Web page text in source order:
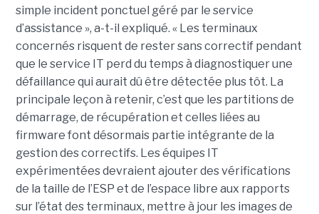
simple incident ponctuel géré par le service
d’assistance », a-t-il expliqué. « Les terminaux
concernés risquent de rester sans correctif pendant
que le service IT perd du temps à diagnostiquer une
défaillance qui aurait dû être détectée plus tôt. La
principale leçon à retenir, c’est que les partitions de
démarrage, de récupération et celles liées au
firmware font désormais partie intégrante de la
gestion des correctifs. Les équipes IT
expérimentées devraient ajouter des vérifications
de la taille de l’ESP et de l’espace libre aux rapports
sur l’état des terminaux, mettre à jour les images de